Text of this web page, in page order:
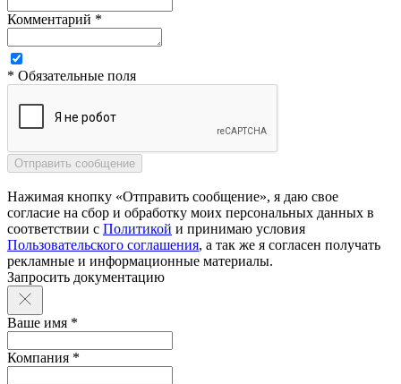
Комментарий *
* Обязательные поля
Нажимая кнопку «Отправить сообщение», я даю свое
согласие на сбор и обработку моих персональных данных в
соответствии с Политикой и принимаю условия
Пользовательского соглашения, а так же я согласен получать
рекламные и информационные материалы.
Запросить документацию
Ваше имя *
Компания *